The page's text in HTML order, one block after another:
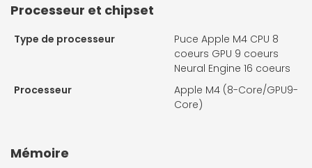
Processeur et chipset
Type de processeur
Puce Apple M4 CPU 8
coeurs GPU 9 coeurs
Neural Engine 16 coeurs
Processeur
Apple M4 (8-Core/GPU9-
Core)
Mémoire